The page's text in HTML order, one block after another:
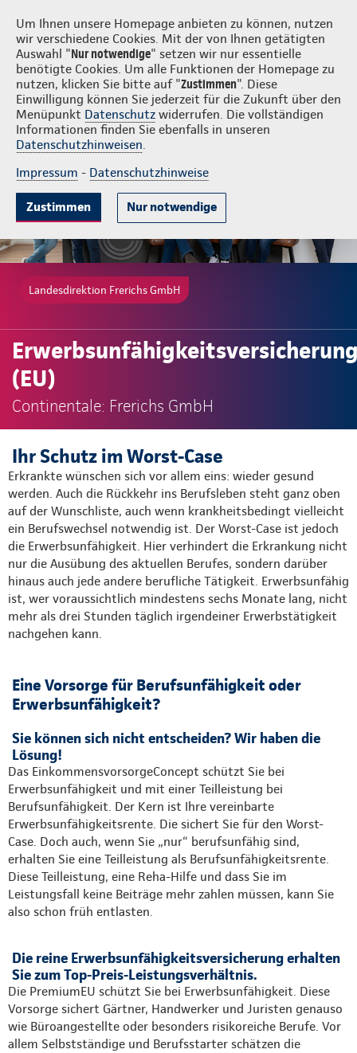
Um Ihnen unsere Homepage anbieten zu können, nutzen
wir verschiedene Cookies. Mit der von Ihnen getätigten
Auswahl "Nur notwendige" setzen wir nur essentielle
benötigte Cookies. Um alle Funktionen der Homepage zu
nutzen, klicken Sie bitte auf "Zustimmen". Diese
Einwilligung können Sie jederzeit für die Zukunft über den
Menüpunkt Datenschutz widerrufen. Die vollständigen
Informationen finden Sie ebenfalls in unseren
Datenschutzhinweisen.
Impressum - Datenschutzhinweise
Zustimmen Nur notwendige
Frerichs GmbH Login
Gute Gründe Tarife & Leistungen Wissenswertes Beratung &
Landesdirektion Frerichs GmbH
(EU)
Continentale: Frerichs GmbH
Ihr Schutz im Worst-Case
Erkrankte wünschen sich vor allem eins: wieder gesund
werden. Auch die Rückkehr ins Berufsleben steht ganz oben
auf der Wunschliste, auch wenn krankheitsbedingt vielleicht
ein Berufswechsel notwendig ist. Der Worst-Case ist jedoch
die Erwerbsunfähigkeit. Hier verhindert die Erkrankung nicht
nur die Ausübung des aktuellen Berufes, sondern darüber
hinaus auch jede andere berufliche Tätigkeit. Erwerbsunfähig
ist, wer voraussichtlich mindestens sechs Monate lang, nicht
mehr als drei Stunden täglich irgendeiner Erwerbstätigkeit
nachgehen kann.
Eine Vorsorge für Berufsunfähigkeit oder
Erwerbsunfähigkeit?
Sie können sich nicht entscheiden? Wir haben die
Lösung!
Das EinkommensvorsorgeConcept schützt Sie bei
Erwerbsunfähigkeit und mit einer Teilleistung bei
Berufsunfähigkeit. Der Kern ist Ihre vereinbarte
Erwerbsunfähigkeitsrente. Die sichert Sie für den Worst-
Case. Doch auch, wenn Sie „nur“ berufsunfähig sind,
erhalten Sie eine Teilleistung als Berufsunfähigkeitsrente.
Diese Teilleistung, eine Reha-Hilfe und dass Sie im
Leistungsfall keine Beiträge mehr zahlen müssen, kann Sie
also schon früh entlasten.
Die reine Erwerbsunfähigkeitsversicherung erhalten
Sie zum Top-Preis-Leistungsverhältnis.
Die PremiumEU schützt Sie bei Erwerbsunfähigkeit. Diese
Vorsorge sichert Gärtner, Handwerker und Juristen genauso
wie Büroangestellte oder besonders risikoreiche Berufe. Vor
allem Selbstständige und Berufsstarter schätzen die